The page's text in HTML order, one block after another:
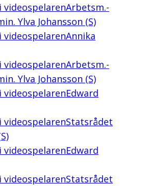
Arbetsm.-
Ylva Johansson (S)
Annika
Arbetsm.-
Ylva Johansson (S)
Edward
Statsrådet
Edward
Statsrådet